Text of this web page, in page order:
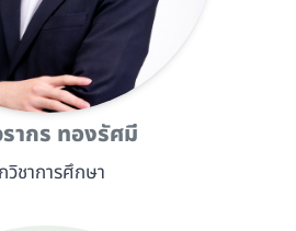
ากร ทองรัศมี
วิชาการศึกษา